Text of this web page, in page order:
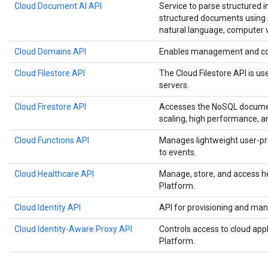
Cloud Document AI API
Service to parse structured
structured documents
natural language, computer
Cloud Domains API Enables management and
Cloud Filestore API
The Cloud Filestore API is
servers.
Cloud Firestore API
Accesses the NoSQL
scaling, high performance,
Cloud Functions API
Manages lightweight user-
to events.
Cloud Healthcare API
Manage, store, and access
Platform.
Cloud Identity API API for provisioning and
Cloud Identity-Aware Proxy API
Controls access to cloud
Platform.